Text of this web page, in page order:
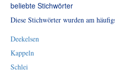
beliebte Stichwörter
Diese Stichwörter wurden am
Deekelsen
Kappeln
Schlei